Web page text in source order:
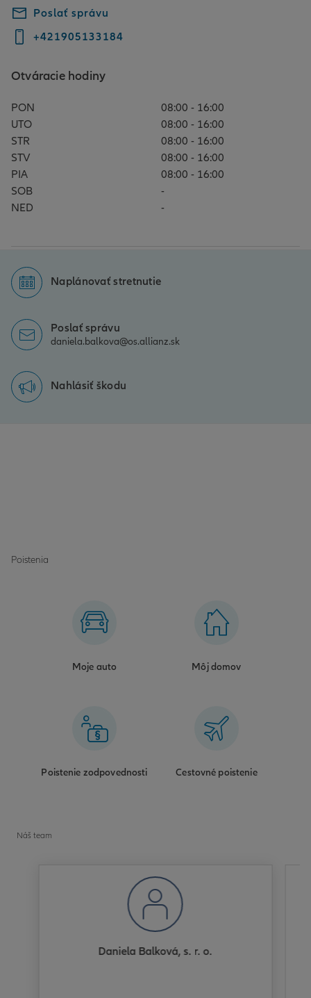
Poslať správu
+421905133184
Otváracie hodiny
PON
08:00 - 16:00
UTO
08:00 - 16:00
STR
08:00 - 16:00
STV
08:00 - 16:00
PIA
08:00 - 16:00
SOB
-
NED
-
Naplánovať stretnutie
Poslať správu
daniela.balkova@os.allianz.sk
Nahlásiť škodu
Poistenia
Moje auto Môj domov
Poistenie zodpovednosti Cestovné poistenie
Náš team
Daniela Balková, s. r. o.